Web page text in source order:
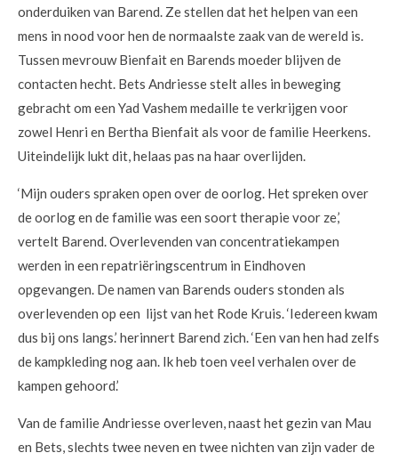
onderduiken van Barend. Ze stellen dat het helpen van een
mens in nood voor hen de normaalste zaak van de wereld is.
Tussen mevrouw Bienfait en Barends moeder blijven de
contacten hecht. Bets Andriesse stelt alles in beweging
gebracht om een Yad Vashem medaille te verkrijgen voor
zowel Henri en Bertha Bienfait als voor de familie Heerkens.
Uiteindelijk lukt dit, helaas pas na haar overlijden.
‘Mijn ouders spraken open over de oorlog. Het spreken over
de oorlog en de familie was een soort therapie voor ze,’
vertelt Barend. Overlevenden van concentratiekampen
werden in een repatriëringscentrum in Eindhoven
opgevangen. De namen van Barends ouders stonden als
overlevenden op een lijst van het Rode Kruis. ‘Iedereen kwam
dus bij ons langs.’ herinnert Barend zich. ‘Een van hen had zelfs
de kampkleding nog aan. Ik heb toen veel verhalen over de
kampen gehoord.’
Van de familie Andriesse overleven, naast het gezin van Mau
en Bets, slechts twee neven en twee nichten van zijn vader de